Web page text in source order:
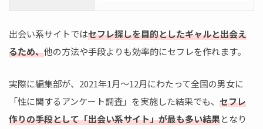
出会い系サイトではセフレ探しを目的としたギャルと出会え
るため、他の方法や手段よりも効率的にセフレを作れます。
実際に編集部が、2021年1月～12月にわたって全国の男女に
「性に関するアンケート調査」を実施した結果でも、 セフレ
作りの手段として「出会い系サイト」が最も多い結果となり